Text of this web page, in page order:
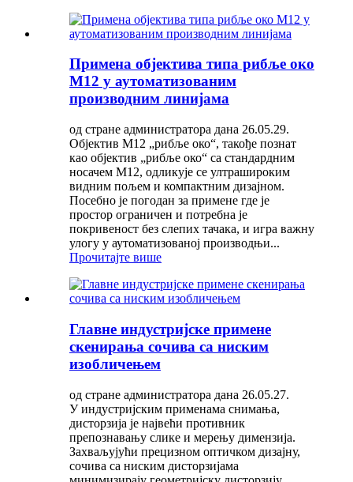
Примена објектива типа рибље око
М12 у аутоматизованим
производним линијама
од стране администратора дана 26.05.29.
Објектив M12 „рибље око“, такође познат
као објектив „рибље око“ са стандардним
носачем M12, одликује се ултрашироким
видним пољем и компактним дизајном.
Посебно је погодан за примене где је
простор ограничен и потребна је
покривеност без слепих тачака, и игра важну
улогу у аутоматизованој производњи...
Прочитајте више
Главне индустријске примене
скенирања сочива са ниским
изобличењем
од стране администратора дана 26.05.27.
У индустријским применама снимања,
дисторзија је највећи противник
препознавању слике и мерењу димензија.
Захваљујући прецизном оптичком дизајну,
сочива са ниским дисторзијама